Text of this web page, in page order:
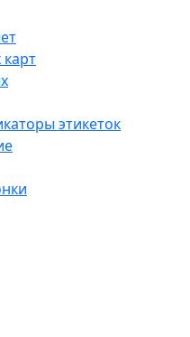
этикеток